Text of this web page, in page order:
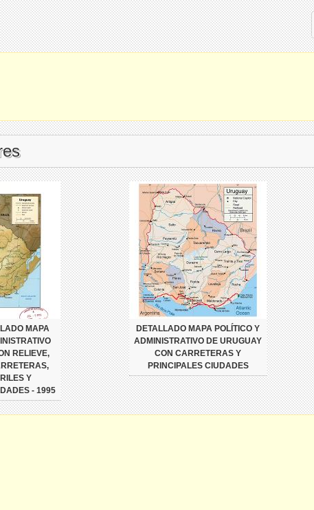
MAPA
RELIEVE,
Y
- 1995
DETALLADO MAPA POLÍTICO Y
ADMINISTRATIVO DE URUGUAY
CON CARRETERAS Y
PRINCIPALES CIUDADES